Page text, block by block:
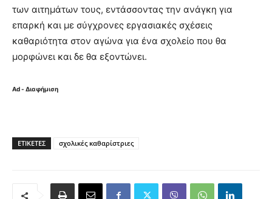
των αιτημάτων τους, εντάσσοντας την ανάγκη για
επαρκή και με σύγχρονες εργασιακές σχέσεις
καθαριότητα στον αγώνα για ένα σχολείο που θα
μορφώνει και δε θα εξοντώνει.
Ad - Διαφήμιση
ΕΤΙΚΈΤΕΣ σχολικές καθαρίστριες